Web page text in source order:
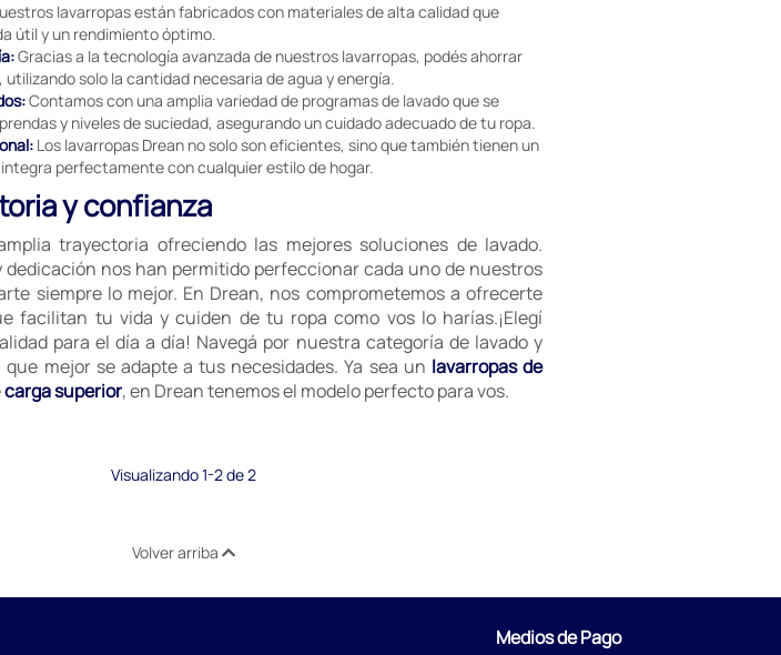
lavarropas están fabricados con materiales de alta calidad que
útil y un rendimiento óptimo.
Gracias a la tecnología avanzada de nuestros lavarropas, podés ahorrar
solo la cantidad necesaria de agua y energía.
Contamos con una amplia variedad de programas de lavado que se
y niveles de suciedad, asegurando un cuidado adecuado de tu ropa.
Los lavarropas Drean no solo son eficientes, sino que también tienen un
perfectamente con cualquier estilo de hogar.
y confianza
trayectoria ofreciendo las mejores soluciones de lavado.
dedicación nos han permitido perfeccionar cada uno de nuestros
siempre lo mejor. En Drean, nos comprometemos a ofrecerte
facilitan tu vida y cuiden de tu ropa como vos lo harías.¡Elegí
para el día a día! Navegá por nuestra categoría de lavado y
mejor se adapte a tus necesidades. Ya sea un lavarropas de
carga superior, en Drean tenemos el modelo perfecto para vos.
Visualizando 1-2 de 2
Volver arriba
Medios de Pago